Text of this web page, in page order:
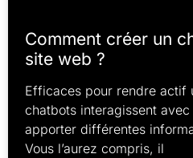
Comment créer un
site web ?
Efficaces pour rendre actif
chatbots interagissent
apporter différentes
Vous l’aurez compris, il